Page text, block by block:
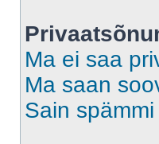
Ma ei saa
Ma saan
Sain